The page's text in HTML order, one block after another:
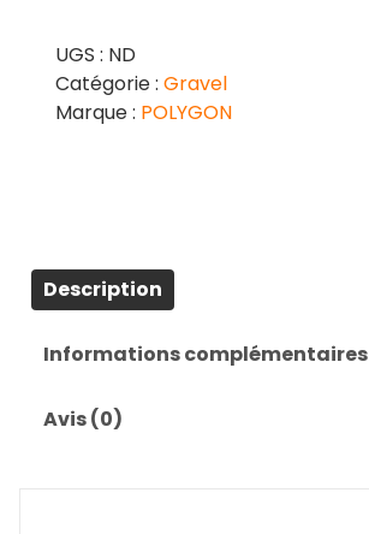
UGS : ND
Catégorie : Gravel
Marque : POLYGON
Description
Informations complémentaires
Avis (0)